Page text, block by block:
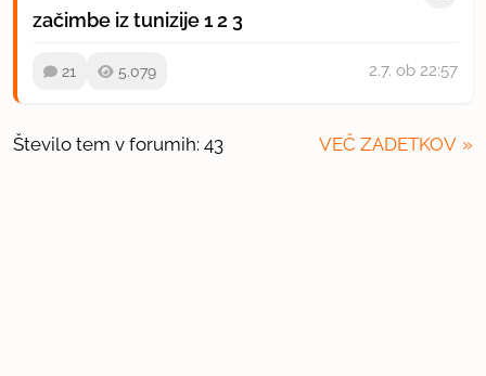
začimbe iz tunizije1 2 3
21 5.079 2.7. ob 22:57
Število tem v forumih: 43 VEČ ZADETKOV